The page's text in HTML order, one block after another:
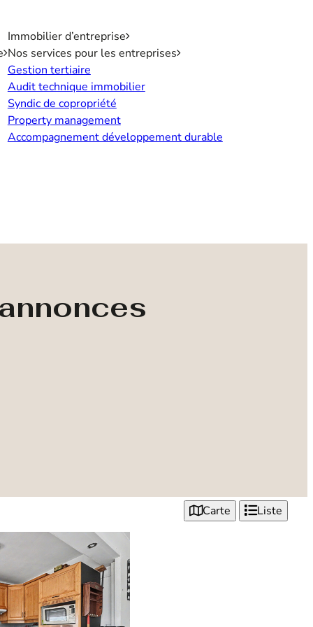
Immobilier d’entreprise
Nos services pour les entreprises
Gestion tertiaire
Audit technique immobilier
Syndic de copropriété
Property management
Accompagnement développement durable
Carte Liste